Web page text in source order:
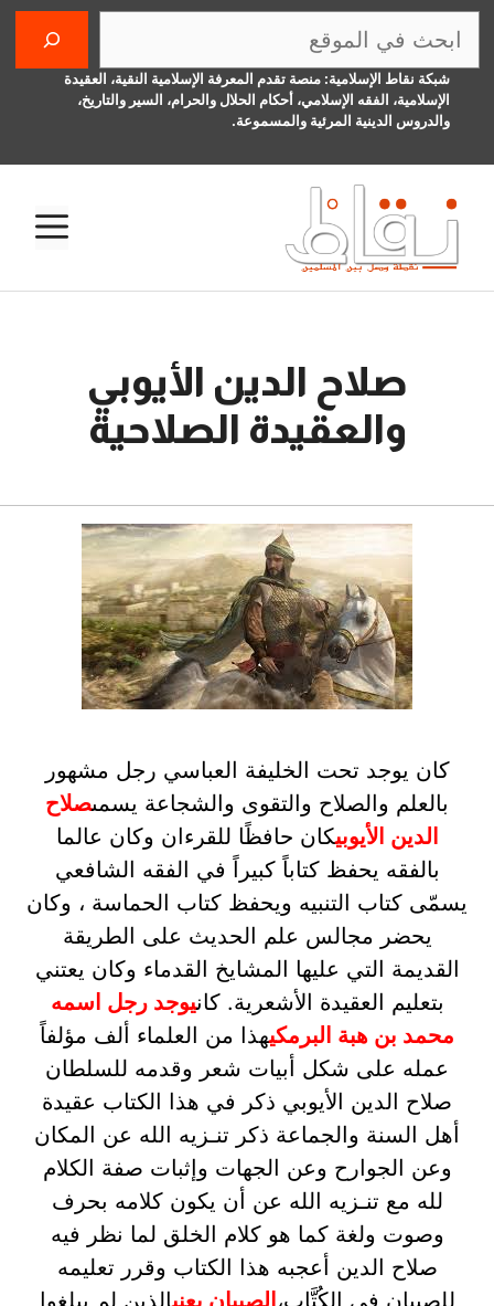
انتقل
المحتوىشبكة نقاط الإسلامية: منصة تقدم المعرفة الإسلامية النقية، العقيدة
الإسلامية، الفقه الإسلامي، أحكام الحلال والحرام، السير والتاريخ،
والدروس الدينية المرئية والمسموعة.
صلاح الدين الأيوبي
والعقيدة الصلاحية
كان يوجد تحت الخليفة العباسي رجل مشهور
بالعلم والصلاح والتقوى والشجاعة يسمىصلاح
الدين الأيوبيكان حافظًا للقرءان وكان عالما
بالفقه يحفظ كتاباً كبيراً في الفقه الشافعي
يسمّى كتاب التنبيه ويحفظ كتاب الحماسة ، وكان
يحضر مجالس علم الحديث على الطريقة
القديمة التي عليها المشايخ القدماء وكان يعتني
بتعليم العقيدة الأشعرية. كانيوجد رجل اسمه
محمد بن هبة البرمكيهذا من العلماء ألف مؤلفاً
عمله على شكل أبيات شعر وقدمه للسلطان
صلاح الدين الأيوبي ذكر في هذا الكتاب عقيدة
أهل السنة والجماعة ذكر تنـزيه الله عن المكان
وعن الجوارح وعن الجهات وإثبات صفة الكلام
لله مع تنـزيه الله عن أن يكون كلامه بحرف
وصوت ولغة كما هو كلام الخلق لما نظر فيه
صلاح الدين أعجبه هذا الكتاب وقرر تعليمه
للصبيان في الكُتَّابِ، الصبيان يعنيالذين لم يبلغوا